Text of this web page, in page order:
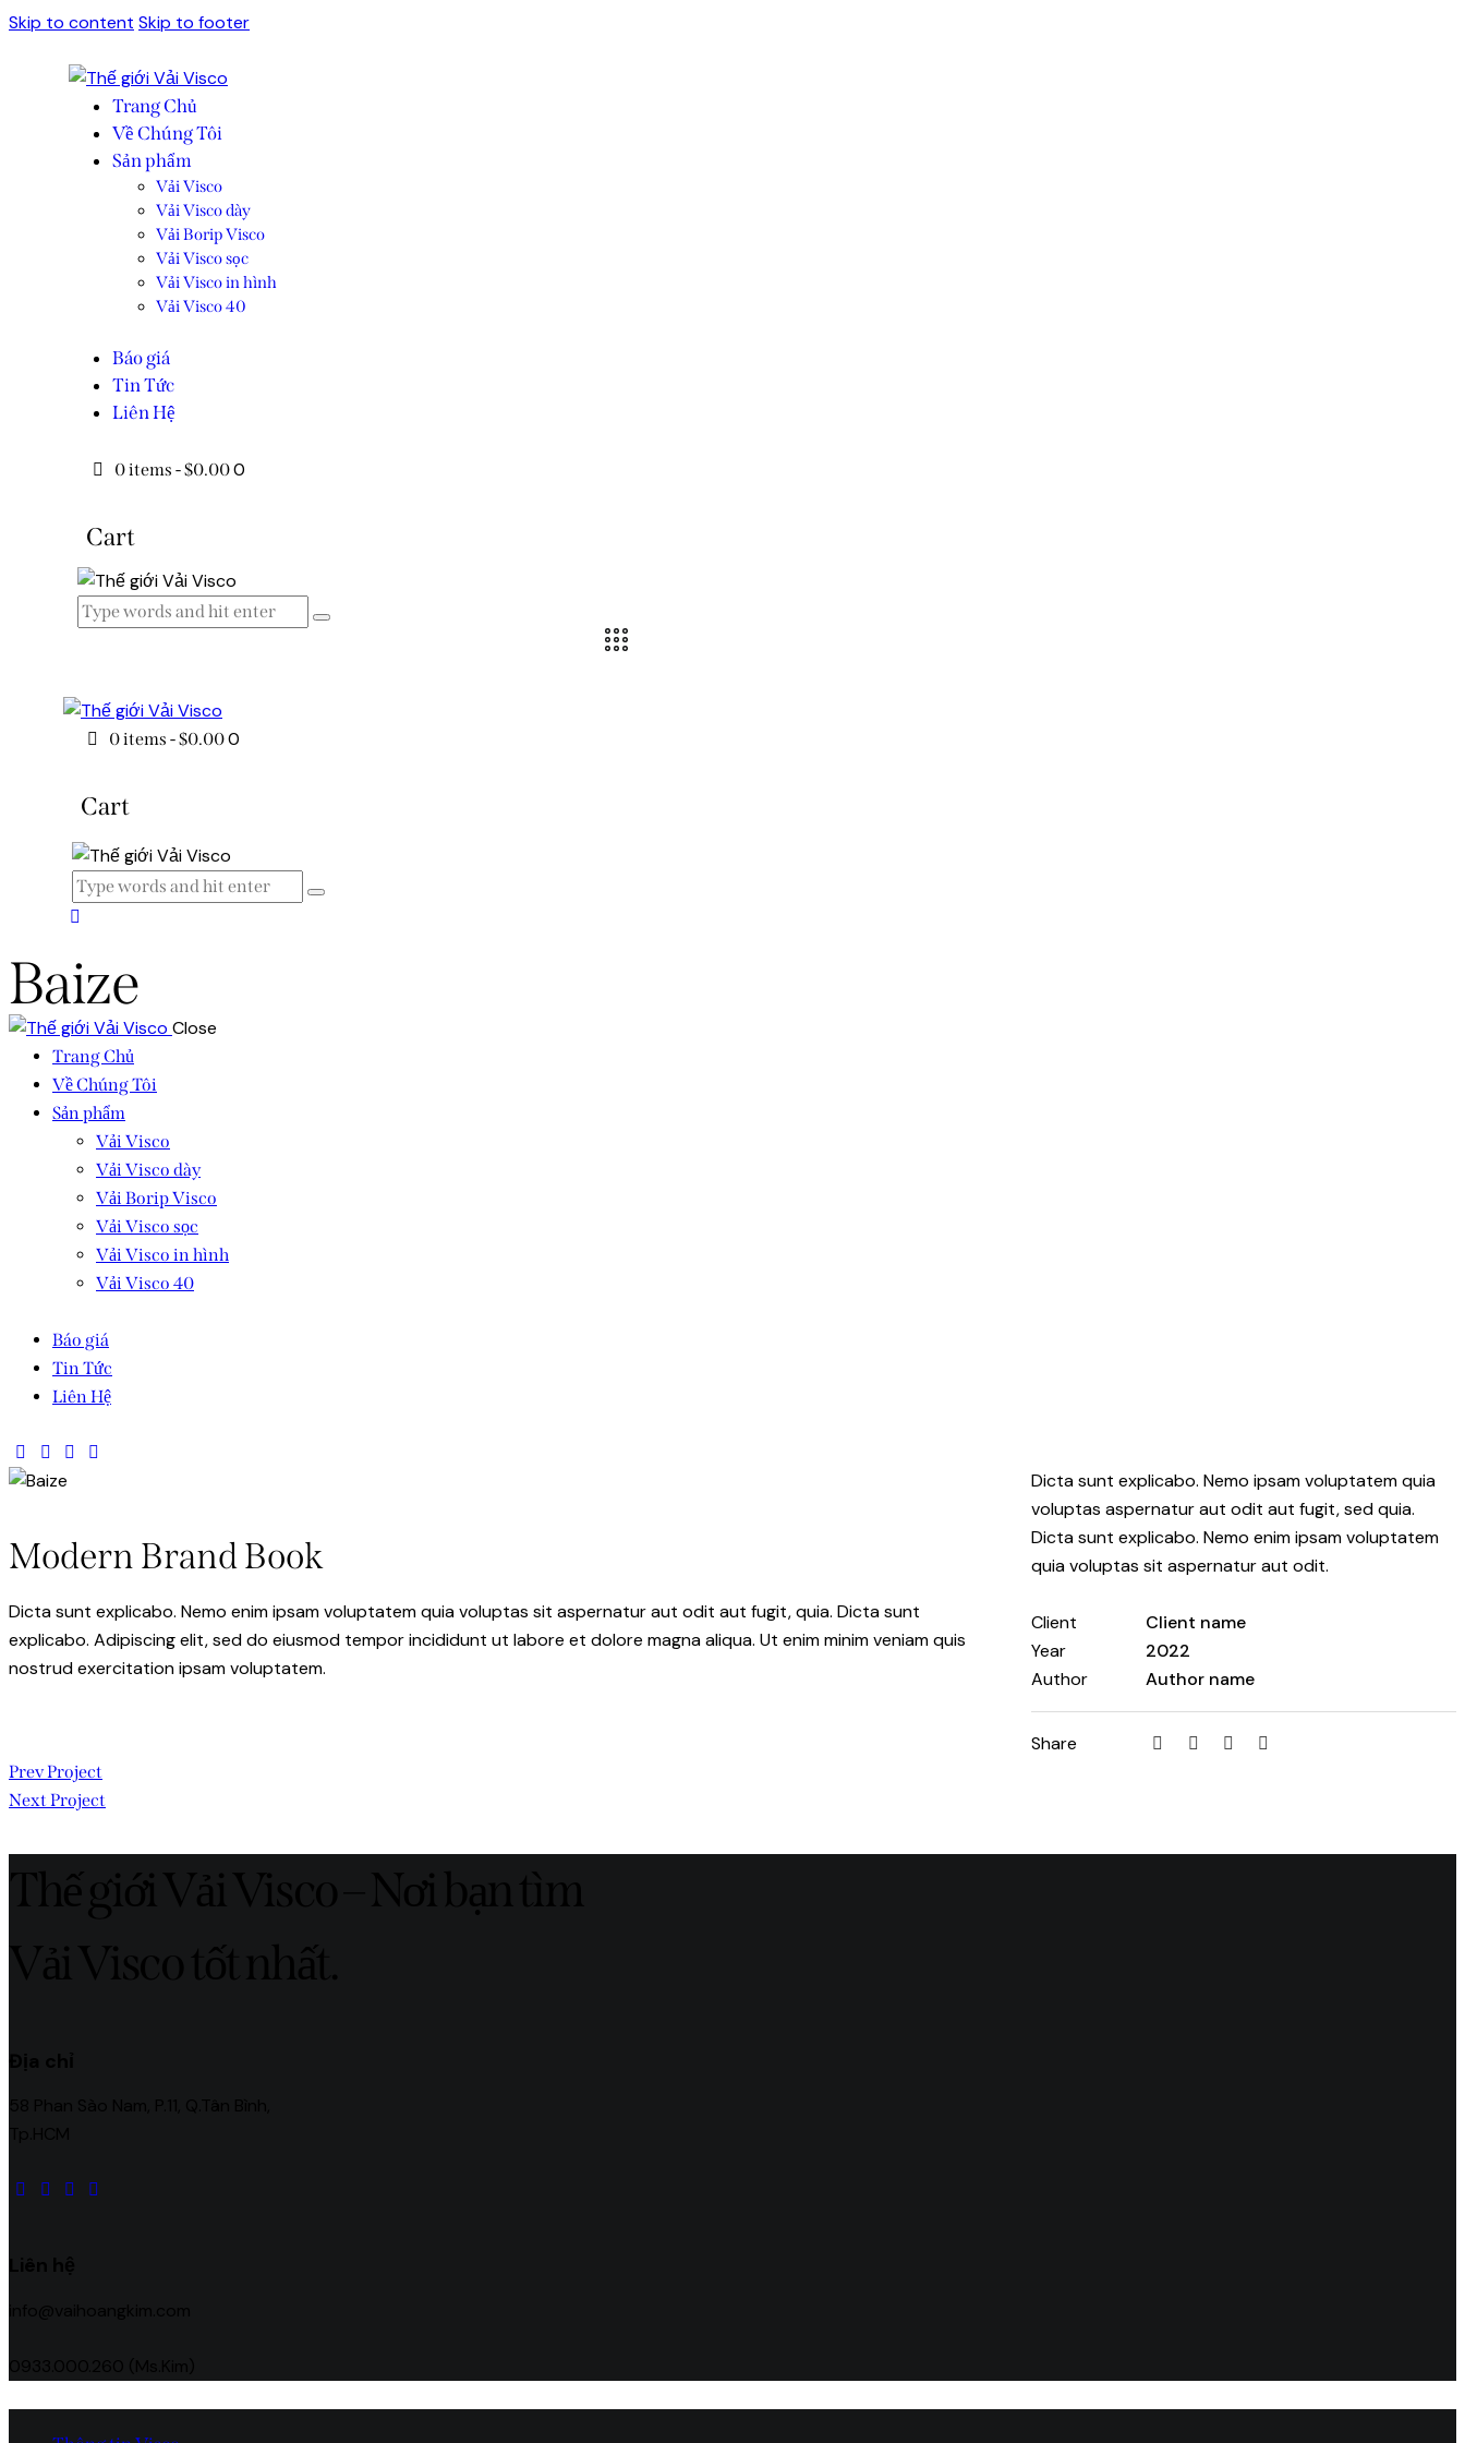
Skip to content Skip to footer
Trang Chủ
Về Chúng Tôi
Sản phẩm
Vải Visco
Vải Visco dày
Vải Borip Visco
Vải Visco sọc
Vải Visco in hình
Vải Visco 40
Báo giá
Tin Tức
Liên Hệ
0 items -$0.000
Cart
0 items -$0.000
Cart
Baize
Close
Trang Chủ
Về Chúng Tôi
Sản phẩm
Vải Visco
Vải Visco dày
Vải Borip Visco
Vải Visco sọc
Vải Visco in hình
Vải Visco 40
Báo giá
Tin Tức
Liên Hệ
facebook-
1
twitter-
new
dribble-
new
instagram
Modern Brand Book
Dicta sunt explicabo. Nemo enim ipsam voluptatem quia voluptas sit aspernatur aut odit aut fugit, quia. Dicta sunt
explicabo. Adipiscing elit, sed do eiusmod tempor incididunt ut labore et dolore magna aliqua. Ut enim minim veniam quis
nostrud exercitation ipsam voluptatem.
Dicta sunt explicabo. Nemo ipsam voluptatem quia
voluptas aspernatur aut odit aut fugit, sed quia.
Dicta sunt explicabo. Nemo enim ipsam voluptatem
quia voluptas sit aspernatur aut odit.
Client
Client name
Year
2022
Author
Author name
Share
Twitter-FacebookShare-Copy
Điều
hướng
Prev Project
Next Project
facebook-
twitter-
dribble-instagram